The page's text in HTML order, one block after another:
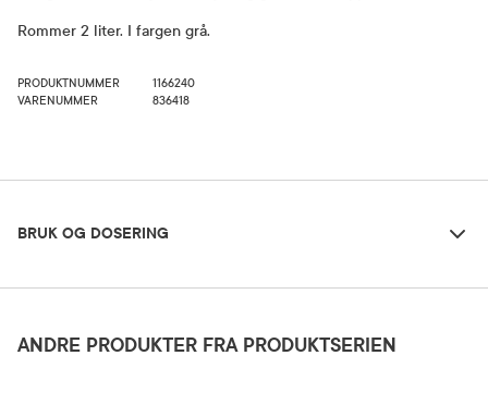
Rommer 2 liter. I fargen grå.
PRODUKTNUMMER
1166240
VARENUMMER
836418
BRUK OG DOSERING
Rom (15-25 grader)
ANDRE PRODUKTER FRA PRODUKTSERIEN